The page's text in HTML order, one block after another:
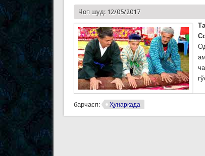
Чоп шуд: 12/05/2017
барчасп: Ҳунаркада